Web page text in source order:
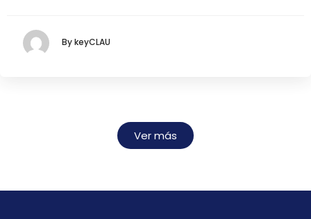
By keyCLAU
Ver más